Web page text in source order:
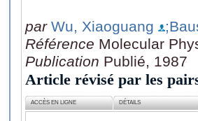
par Wu, Xiaoguang
Référence Molecular
Publication Publié, 1987
Article révisé par les
ACCÈS EN LIGNE DÉTAILS